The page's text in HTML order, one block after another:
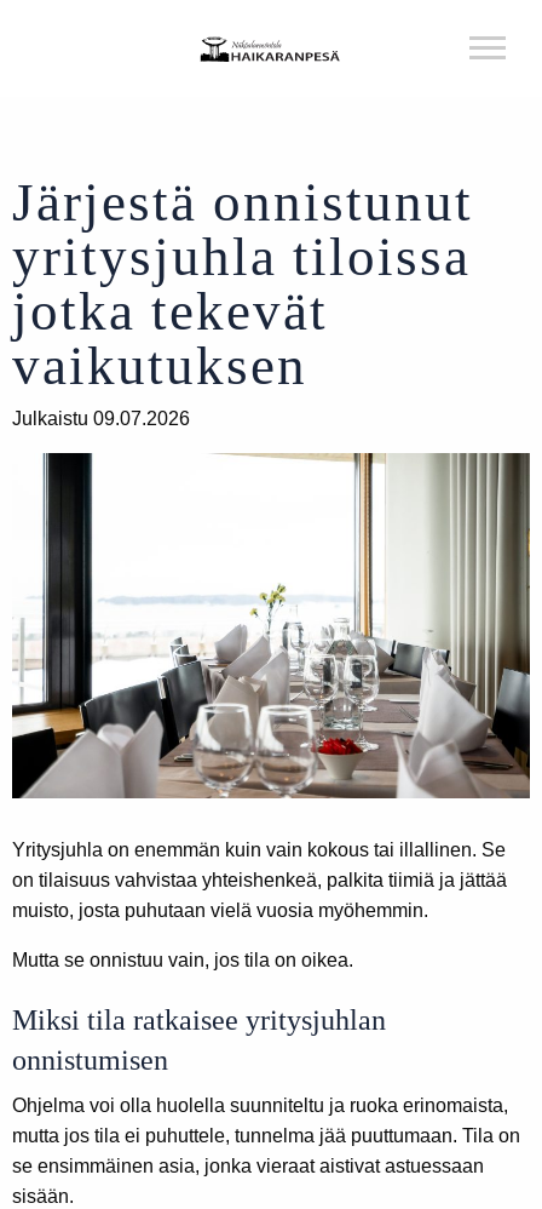
Järjestä onnistunut
yritysjuhla tiloissa
jotka tekevät
vaikutuksen
Julkaistu 09.07.2026
Yritysjuhla on enemmän kuin vain kokous tai illallinen. Se
on tilaisuus vahvistaa yhteishenkeä, palkita tiimiä ja jättää
muisto, josta puhutaan vielä vuosia myöhemmin.
Mutta se onnistuu vain, jos tila on oikea.
Miksi tila ratkaisee yritysjuhlan
onnistumisen
Ohjelma voi olla huolella suunniteltu ja ruoka erinomaista,
mutta jos tila ei puhuttele, tunnelma jää puuttumaan. Tila on
se ensimmäinen asia, jonka vieraat aistivat astuessaan
sisään.